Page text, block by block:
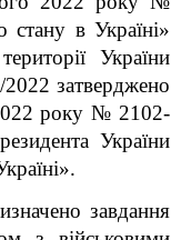
в Україні»
України
затверджено
року № 2102-
України
завдання